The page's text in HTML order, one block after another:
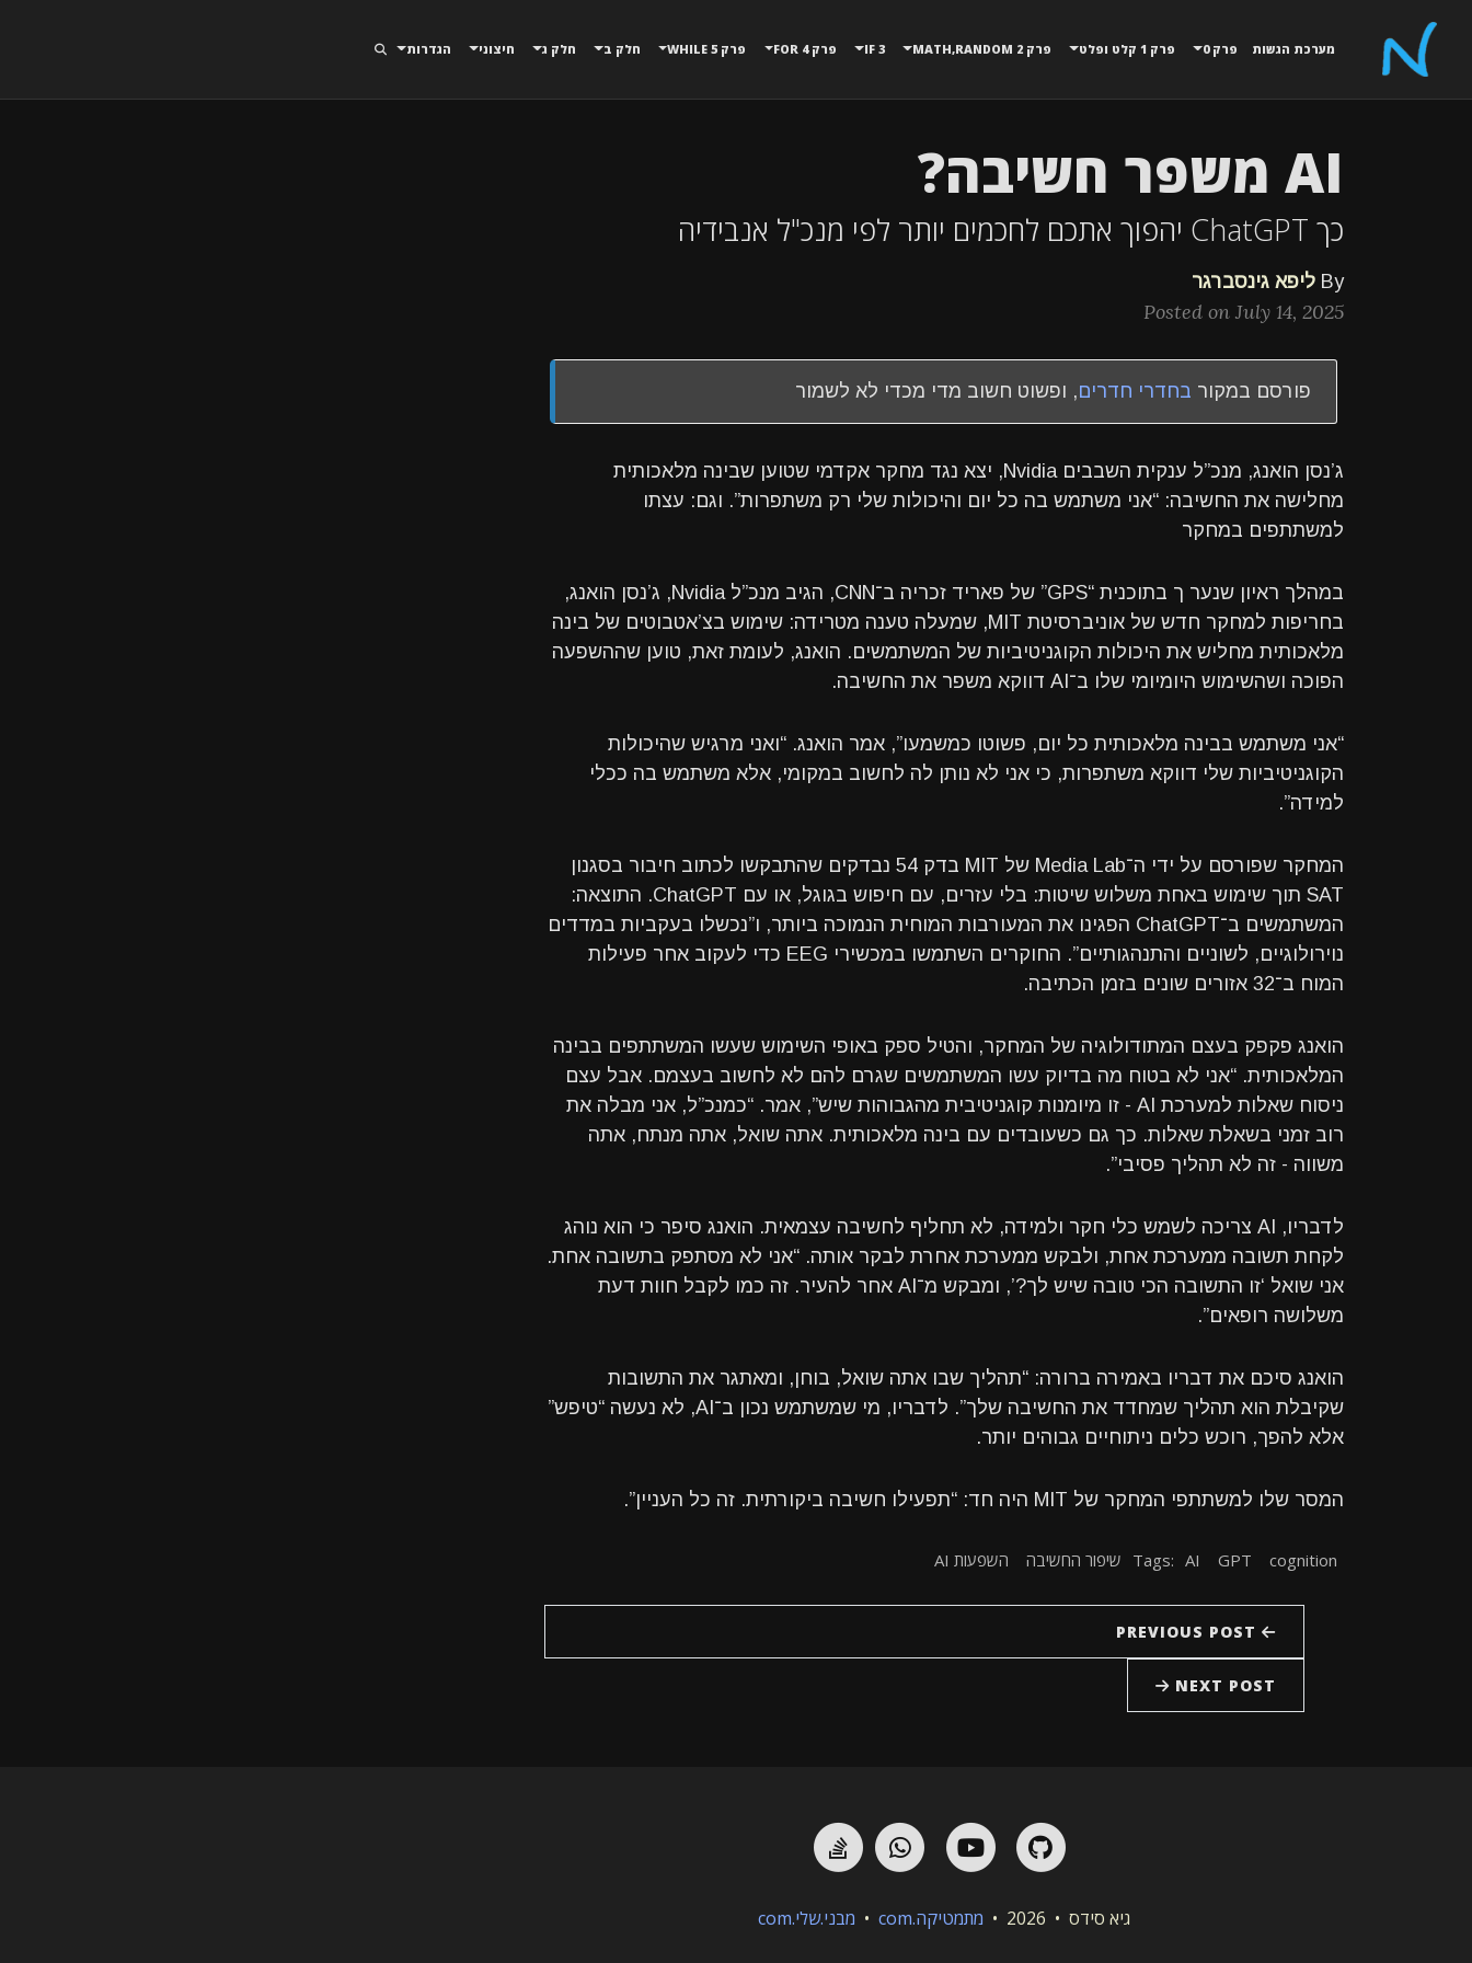
מערכת הגשות פרק 0 פרק 1 קלט ופלט פרק 2 MATH,RANDOM 3 IF פרק 4 FOR פרק 5 WHILE חלק ב חלק ג חיצוני הגדרות
AI משפר חשיבה?
כך ChatGPT יהפוך אתכם לחכמים יותר לפי מנכ"ל אנבידיה
By ליפא גינסברגר
Posted on July 14, 2025
פורסם במקור בחדרי חדרים, ופשוט חשוב מדי מכדי לא לשמור
ג’נסן הואנג, מנכ”ל ענקית השבבים Nvidia, יצא נגד מחקר אקדמי שטוען שבינה מלאכותית
מחלישה את החשיבה: “אני משתמש בה כל יום והיכולות שלי רק משתפרות”. וגם: עצתו
למשתתפים במחקר
במהלך ראיון שנער ך בתוכנית “GPS” של פאריד זכריה ב־CNN, הגיב מנכ”ל Nvidia, ג’נסן הואנג,
בחריפות למחקר חדש של אוניברסיטת MIT, שמעלה טענה מטרידה: שימוש בצ’אטבוטים של בינה
מלאכותית מחליש את היכולות הקוגניטיביות של המשתמשים. הואנג, לעומת זאת, טוען שההשפעה
הפוכה ושהשימוש היומיומי שלו ב־AI דווקא משפר את החשיבה.
“אני משתמש בבינה מלאכותית כל יום, פשוטו כמשמעו”, אמר הואנג. “ואני מרגיש שהיכולות
הקוגניטיביות שלי דווקא משתפרות, כי אני לא נותן לה לחשוב במקומי, אלא משתמש בה ככלי
למידה”.
המחקר שפורסם על ידי ה־Media Lab של MIT בדק 54 נבדקים שהתבקשו לכתוב חיבור בסגנון
SAT תוך שימוש באחת משלוש שיטות: בלי עזרים, עם חיפוש בגוגל, או עם ChatGPT. התוצאה:
המשתמשים ב־ChatGPT הפגינו את המעורבות המוחית הנמוכה ביותר, ו”נכשלו בעקביות במדדים
נוירולוגיים, לשוניים והתנהגותיים”. החוקרים השתמשו במכשירי EEG כדי לעקוב אחר פעילות
המוח ב־32 אזורים שונים בזמן הכתיבה.
הואנג פקפק בעצם המתודולוגיה של המחקר, והטיל ספק באופי השימוש שעשו המשתתפים בבינה
המלאכותית. “אני לא בטוח מה בדיוק עשו המשתמשים שגרם להם לא לחשוב בעצמם. אבל עצם
ניסוח שאלות למערכת AI - זו מיומנות קוגניטיבית מהגבוהות שיש”, אמר. “כמנכ”ל, אני מבלה את
רוב זמני בשאלת שאלות. כך גם כשעובדים עם בינה מלאכותית. אתה שואל, אתה מנתח, אתה
משווה - זה לא תהליך פסיבי”.
לדבריו, AI צריכה לשמש כלי חקר ולמידה, לא תחליף לחשיבה עצמאית. הואנג סיפר כי הוא נוהג
לקחת תשובה ממערכת אחת, ולבקש ממערכת אחרת לבקר אותה. “אני לא מסתפק בתשובה אחת.
אני שואל ‘זו התשובה הכי טובה שיש לך?’, ומבקש מ־AI אחר להעיר. זה כמו לקבל חוות דעת
משלושה רופאים”.
הואנג סיכם את דבריו באמירה ברורה: “תהליך שבו אתה שואל, בוחן, ומאתגר את התשובות
שקיבלת הוא תהליך שמחדד את החשיבה שלך”. לדבריו, מי שמשתמש נכון ב־AI, לא נעשה “טיפש”
אלא להפך, רוכש כלים ניתוחיים גבוהים יותר.
המסר שלו למשתתפי המחקר של MIT היה חד: “תפעילו חשיבה ביקורתית. זה כל העניין”.
Tags: AI GPT cognition שיפור החשיבה השפעות AI
PREVIOUS POST
NEXT POST
GitHub
YouTube
Whatsapp
גיא סידס • 2026 • מתמטיקה.com • מבני.שלי.com